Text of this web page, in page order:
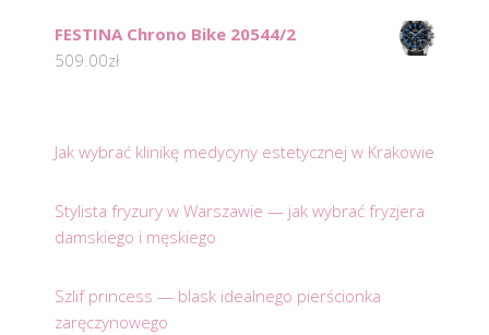
FESTINA Chrono Bike 20544/2
509.00zł
Jak wybrać klinikę medycyny estetycznej w Krakowie
Stylista fryzury w Warszawie — jak wybrać fryzjera
damskiego i męskiego
Szlif princess — blask idealnego pierścionka
zaręczynowego